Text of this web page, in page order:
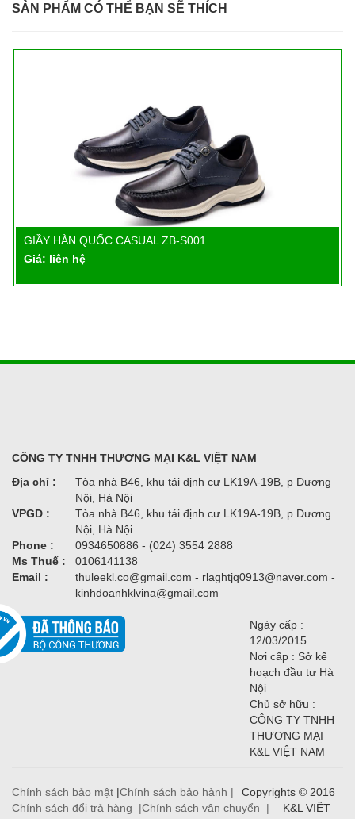
SẢN PHẨM CÓ THỂ BẠN SẼ THÍCH
Chi tiết
GIẦY HÀN QUỐC CASUAL ZB-S001
Giá: liên hệ
CÔNG TY TNHH THƯƠNG MẠI K&L VIỆT NAM
Địa chỉ :
Tòa nhà B46, khu tái định cư LK19A-19B, p Dương
Nội, Hà Nội
VPGD :
Tòa nhà B46, khu tái định cư LK19A-19B, p Dương
Nội, Hà Nội
Phone :
0934650886 - (024) 3554 2888
Ms Thuế :
0106141138
Email :
thuleekl.co@gmail.com - rlaghtjq0913@naver.com -
kinhdoanhklvina@gmail.com
Ngày cấp :
12/03/2015
Nơi cấp : Sở kế
hoạch đầu tư Hà
Nội
Chủ sở hữu :
CÔNG TY TNHH
THƯƠNG MẠI
K&L VIỆT NAM
Chính sách bảo mật |Chính sách bảo hành |
Chính sách đổi trả hàng |Chính sách vận chuyển |
Copyrights © 2016
K&L VIỆT